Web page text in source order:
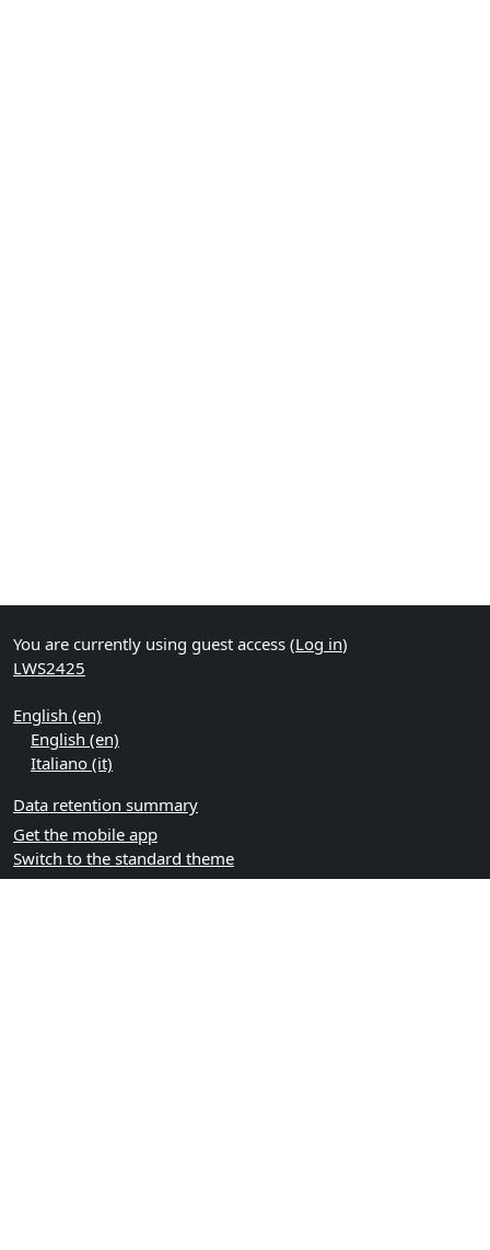
You are currently using guest access (Log in)
LWS2425
English ‎(en)‎
English ‎(en)‎
Italiano ‎(it)‎
Data retention summary
Get the mobile app
Switch to the standard theme